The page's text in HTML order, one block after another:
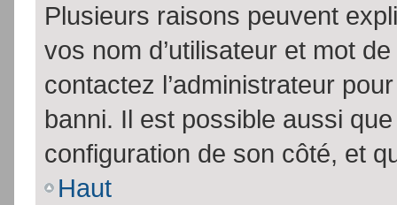
Plusieurs raisons peuvent
vos nom d’utilisateur et mot
contactez l’administrateur
banni. Il est possible aussi
configuration de son côté, et
Haut